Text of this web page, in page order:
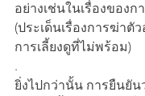
อย่างเช่นในเรื่องของ
(ประเด็นเรื่องการฆ่าตั
การเลี้ยงดูที่ไม่พร้อม)
.
ยิ่งไปกว่านั้น การยืนยัน